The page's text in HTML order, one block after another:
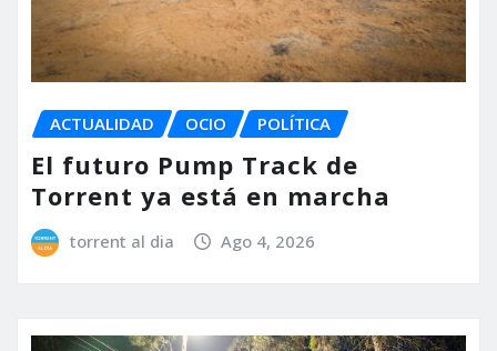
ACTUALIDAD OCIO POLÍTICA
El futuro Pump Track de
Torrent ya está en marcha
torrent al dia Ago 4, 2026